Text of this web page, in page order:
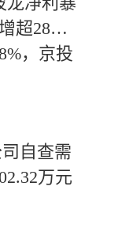
超28
，京投
自查需
万元